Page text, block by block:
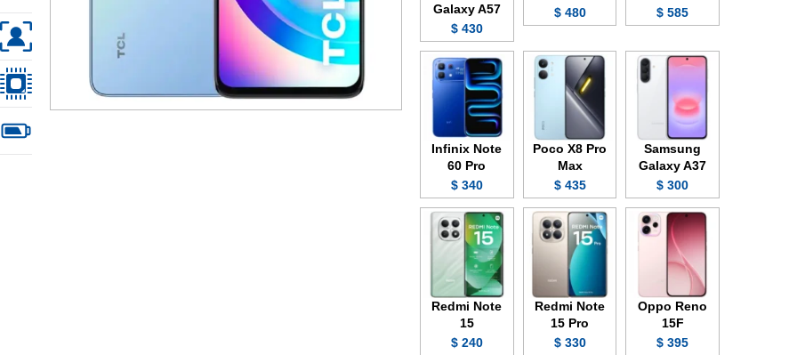
585 $
480 $
Galaxy A57
430 $
Samsung
Galaxy A37
300 $
Poco X8 Pro
Max
435 $
Infinix Note
60 Pro
340 $
Oppo Reno
15F
395 $
Redmi Note
15 Pro
330 $
Redmi Note
15
240 $